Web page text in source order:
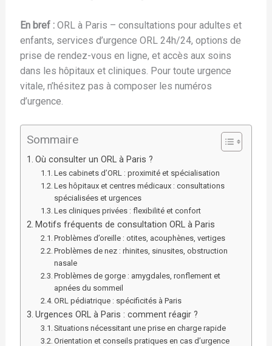
En bref :ORL à Paris – consultations pour adultes et
enfants, services d’urgence ORL 24h/24, options de
prise de rendez-vous en ligne, et accès aux soins
dans les hôpitaux et cliniques. Pour toute urgence
vitale, n’hésitez pas à composer les numéros
d’urgence.
Sommaire
Où consulter un ORL à Paris ?
Les cabinets d’ORL : proximité et spécialisation
Les hôpitaux et centres médicaux : consultations
spécialisées et urgences
Les cliniques privées : flexibilité et confort
Motifs fréquents de consultation ORL à Paris
Problèmes d’oreille : otites, acouphènes, vertiges
Problèmes de nez : rhinites, sinusites, obstruction
nasale
Problèmes de gorge : amygdales, ronflement et
apnées du sommeil
ORL pédiatrique : spécificités à Paris
Urgences ORL à Paris : comment réagir ?
Situations nécessitant une prise en charge rapide
Orientation et conseils pratiques en cas d’urgence